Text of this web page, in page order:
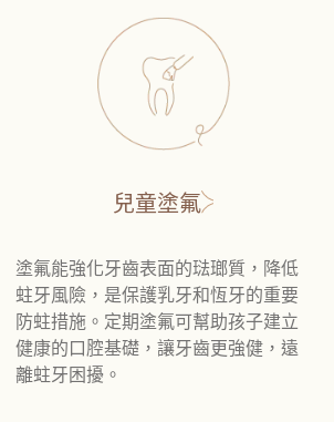
兒童塗氟
塗氟能強化牙齒表面的琺瑯質，降低
蛀牙風險，是保護乳牙和恆牙的重要
防蛀措施。定期塗氟可幫助孩子建立
健康的口腔基礎，讓牙齒更強健，遠
離蛀牙困擾。